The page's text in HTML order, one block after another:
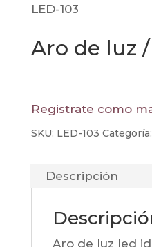
LED-103
Aro de luz /
Registrate como
SKU: LED-103 Categoría:
Descripción
Aro de luz led